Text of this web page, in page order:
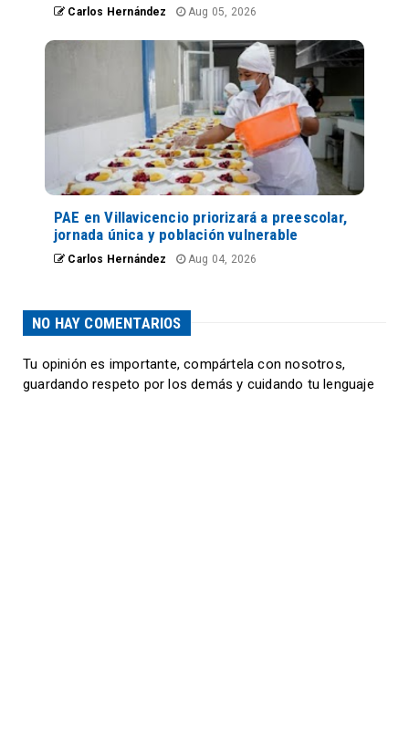
Carlos Hernández Aug 05, 2026
PAE en Villavicencio priorizará a preescolar,
jornada única y población vulnerable
Carlos Hernández Aug 04, 2026
NO HAY COMENTARIOS
Tu opinión es importante, compártela con nosotros,
guardando respeto por los demás y cuidando tu lenguaje